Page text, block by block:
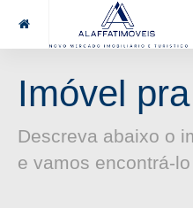
85 99969.7464
Imóvel
Descreva abaixo o
e vamos encontrá-